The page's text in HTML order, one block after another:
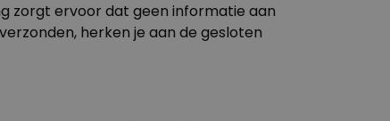
zorgt ervoor dat geen informatie aan
herken je aan de gesloten